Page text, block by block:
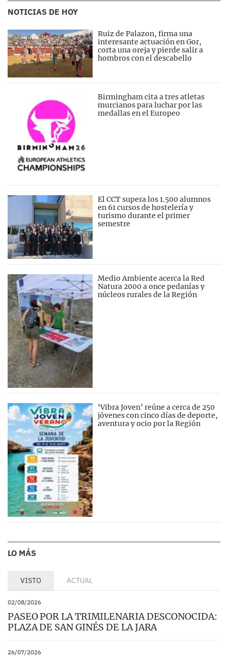
NOTICIAS DE HOY
Ruiz de Palazon, firma una
interesante actuación en Gor,
corta una oreja y pierde salir a
hombros con el descabello
Birmingham cita a tres atletas
murcianos para luchar por las
medallas en el Europeo
El CCT supera los 1.500 alumnos
en 61 cursos de hostelería y
turismo durante el primer
semestre
Medio Ambiente acerca la Red
Natura 2000 a once pedanías y
núcleos rurales de la Región
‘Vibra Joven’ reúne a cerca de 250
jóvenes con cinco días de deporte,
aventura y ocio por la Región
LO MÁS
VISTO ACTUAL
02/08/2026
PASEO POR LA TRIMILENARIA DESCONOCIDA:
PLAZA DE SAN GINÉS DE LA JARA
26/07/2026